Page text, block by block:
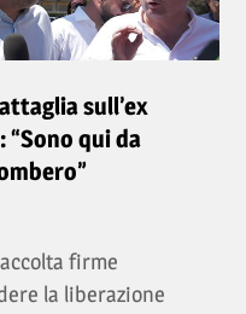
sull’ex
qui da
firme
la liberazione